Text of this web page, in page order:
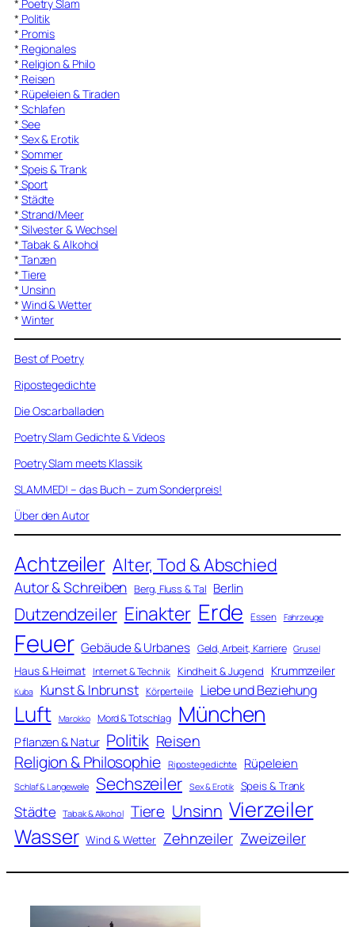
* Poetry Slam
* Politik
* Promis
* Regionales
* Religion & Philo
* Reisen
* Rüpeleien & Tiraden
* Schlafen
* See
* Sex & Erotik
* Sommer
* Speis & Trank
* Sport
* Städte
* Strand/Meer
* Silvester & Wechsel
* Tabak & Alkohol
* Tanzen
* Tiere
* Unsinn
* Wind & Wetter
* Winter
Best of Poetry
Ripostegedichte
Die Oscarballaden
Poetry Slam Gedichte & Videos
Poetry Slam meets Klassik
SLAMMED! – das Buch – zum Sonderpreis!
Über den Autor
Achtzeiler Alter, Tod & Abschied
Autor & Schreiben Berg, Fluss & Tal Berlin
Dutzendzeiler Einakter Erde Essen Fahrzeuge
Feuer Gebäude & Urbanes Geld, Arbeit, Karriere Grusel
Haus & Heimat Internet & Technik Kindheit & Jugend Krummzeiler
Kuba Kunst & Inbrunst Körperteile Liebe und Beziehung
Luft Marokko Mord & Totschlag München
Pflanzen & Natur Politik Reisen
Religion & Philosophie Ripostegedichte Rüpeleien
Schlaf & Langeweile Sechszeiler Sex & Erotik Speis & Trank
Städte Tabak & Alkohol Tiere Unsinn Vierzeiler
Wasser Wind & Wetter Zehnzeiler Zweizeiler